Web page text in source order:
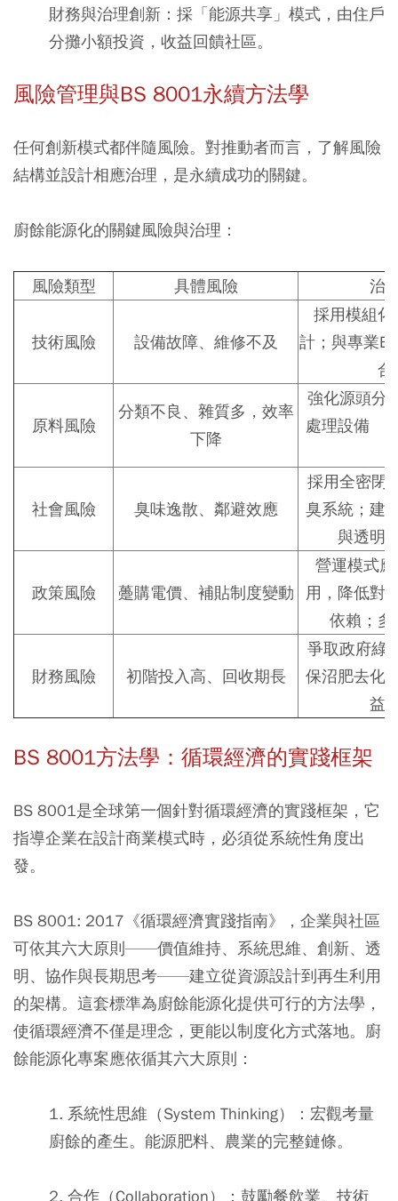
財務與治理創新： 採「能源共享」模式，由住戶
分攤小額投資，收益回饋社區。
風險管理與BS 8001永續方法學
任何創新模式都伴隨風險。對推動者而言，了解風險
結構並設計相應治理，是永續成功的關鍵。
廚餘能源化的關鍵風險與治理 ：
風險類型 具體風險 治
技術風險 設備故障、維修不及
採用模組化
計 ；與專業
合
原料風險
分類不良、雜質多，效率
下降
強化源頭分
處理設備的
社會風險 臭味逸散、鄰避效應
採用全密閉
臭系統；建
與透明
政策風險 躉購電價、補貼制度變動
營運模式
用 ，降低對
依賴；
財務風險 初階投入高、回收期長
爭取政府綠
保沼肥去化
益
BS 8001方法學：循環經濟的實踐框架
BS 8001是全球第一個針對循環經濟的實踐框架，它
指導企業在設計商業模式時，必須從系統性角度出
發。
BS 8001: 2017《循環經濟實踐指南》，企業與社區
可依其六大原則——價值維持、系統思維、創新、透
明、協作與長期思考——建立從資源設計到再生利用
的架構。這套標準為廚餘能源化提供可行的方法學，
使循環經濟不僅是理念，更能以制度化方式落地。廚
餘能源化專案應依循其六大原則：
1. 系統性思維（System Thinking）
：宏觀考量
廚餘的產生。能源肥料、農業的完整鏈條。
2. 合作（Collaboration）
：鼓勵餐飲業、技術